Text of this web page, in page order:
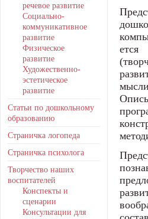
речевое развитие
Социально-
коммуникативное
развитие
Физическое
развитие
Художественно-
эстетическое
развитие
Статьи по дошкольному
образованию
Страничка логопеда
Страничка психолога
Творчество наших
воспитателей
Конспекты и
сценарии
Консультации для